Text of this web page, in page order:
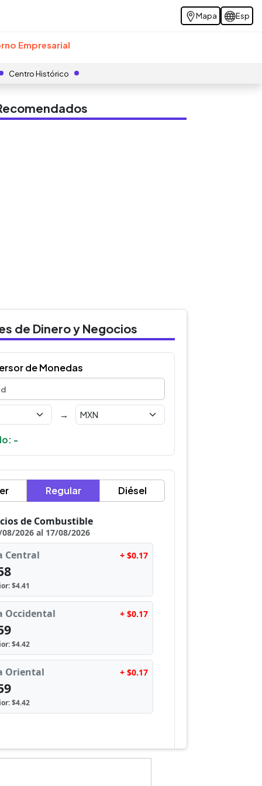
Mapa Esp
Empresarial
Centro Histórico
de Dinero y Negocios
de Monedas
→
-
Regular Diésel